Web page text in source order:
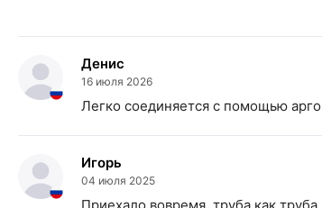
Денис
16 июля 2026
Легко соединяется с помощью
Игорь
04 июля 2025